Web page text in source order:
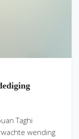
Taghi
wending